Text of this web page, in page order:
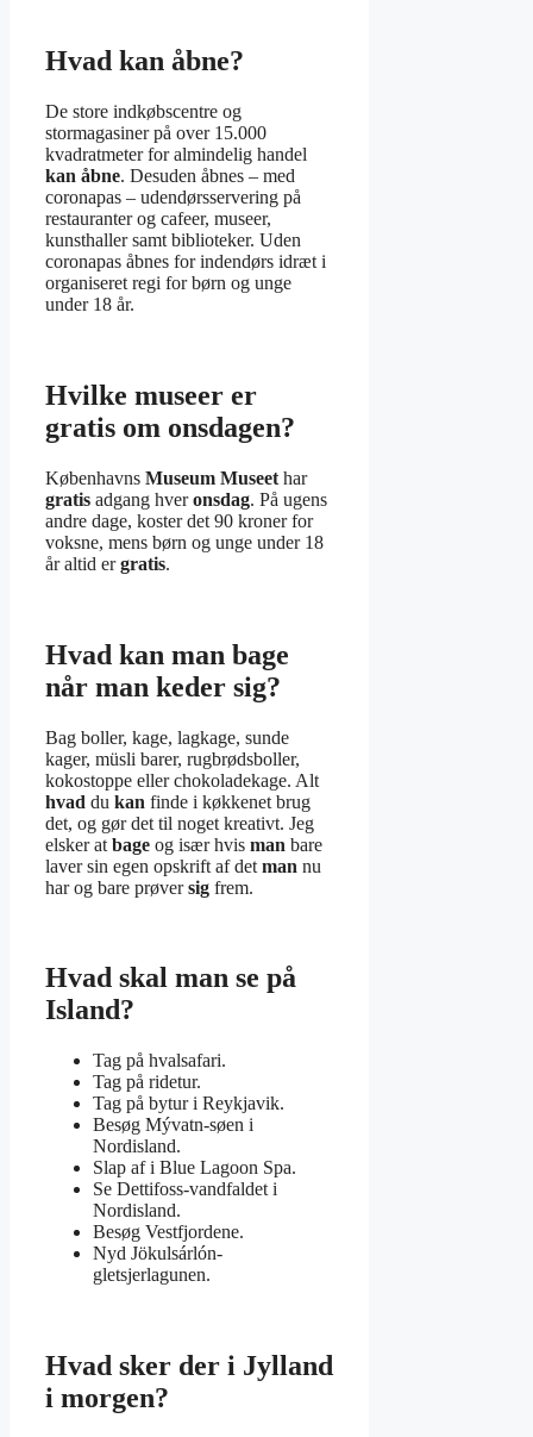
Hvad kan åbne?
De store indkøbscentre og
stormagasiner på over 15.000
kvadratmeter for almindelig handel
kan åbne. Desuden åbnes – med
coronapas – udendørsservering på
restauranter og cafeer, museer,
kunsthaller samt biblioteker. Uden
coronapas åbnes for indendørs idræt i
organiseret regi for børn og unge
under 18 år.
Hvilke museer er
gratis om onsdagen?
Københavns Museum Museet har
gratis adgang hveronsdag. På ugens
andre dage, koster det 90 kroner for
voksne, mens børn og unge under 18
år altid ergratis.
Hvad kan man bage
når man keder sig?
Bag boller, kage, lagkage, sunde
kager, müsli barer, rugbrødsboller,
kokostoppe eller chokoladekage. Alt
hvad du kan finde i køkkenet brug
det, og gør det til noget kreativt. Jeg
elsker at bage og især hvis man bare
laver sin egen opskrift af det man nu
har og bare prøversig frem.
Hvad skal man se på
Island?
Tag på hvalsafari.
Tag på ridetur.
Tag på bytur i Reykjavik.
Besøg Mývatn-søen i
Nordisland.
Slap af i Blue Lagoon Spa.
Se Dettifoss-vandfaldet i
Nordisland.
Besøg Vestfjordene.
Nyd Jökulsárlón-
gletsjerlagunen.
Hvad sker der i Jylland
i morgen?